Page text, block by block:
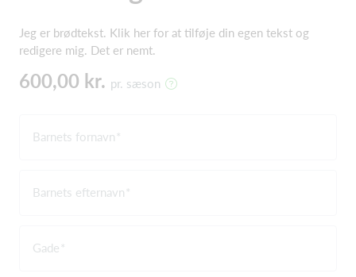
Jeg er brødtekst. Klik her for at tilføje din egen tekst og
redigere mig. Det er nemt.
600,00 kr. pr. sæson
Barnets fornavn
Barnets efternavn
Gade